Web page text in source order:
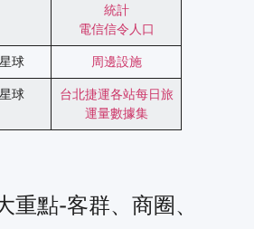
統計
電信信令人口
球
周邊設施
球
台北捷運各站每日旅
運量數據集
重點-客群、商圈、